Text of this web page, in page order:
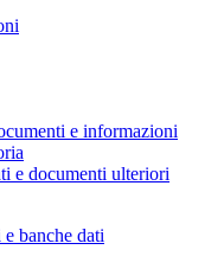
e informazioni
e documenti ulteriori
banche dati